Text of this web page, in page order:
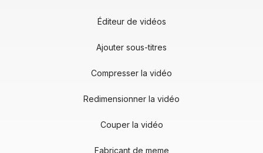
Éditeur de vidéos
Ajouter sous-titres
Compresser la vidéo
Redimensionner la vidéo
Couper la vidéo
Fabricant de meme